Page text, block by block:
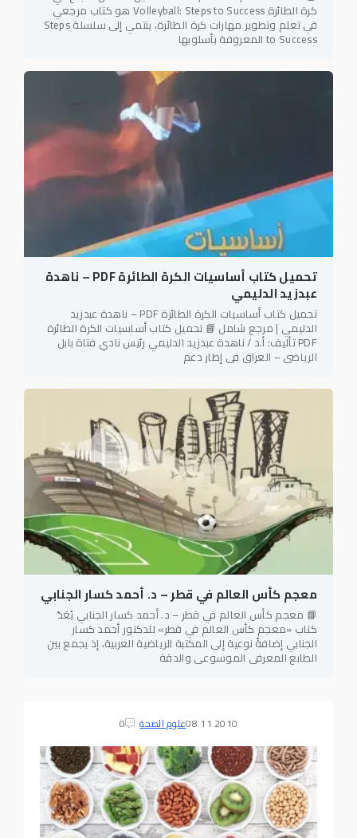
كرة الطائرة Volleyball: Steps to Success هو كتاب مرجعي
في تعلم وتطوير مهارات كرة الطائرة، ينتمي إلى سلسلة Steps
to Success المعروفة بأسلوبها
تحميل كتاب أساسيات الكرة الطائرة PDF – ناهدة
عبدزيد الدليمي
تحميل كتاب أساسيات الكرة الطائرة PDF – ناهدة عبدزيد
الدليمي | مرجع شامل 📘 تحميل كتاب أساسيات الكرة الطائرة
PDF تأليف: أ.د / ناهدة عبدزيد الدليمي رئيس نادي فتاة بابل
الرياضي – العراق في إطار دعم
معجم كأس العالم في قطر – د. أحمد كسار الجنابي
📘 معجم كأس العالم في قطر – د. أحمد كسار الجنابي يُعَدّ
كتاب «معجم كأس العالم في قطر» للدكتور أحمد كسار
الجنابي إضافةً نوعية إلى المكتبة الرياضية العربية، إذ يجمع بين
الطابع المعرفي الموسوعي والدقة
08.11.2010علوم الصحة 0